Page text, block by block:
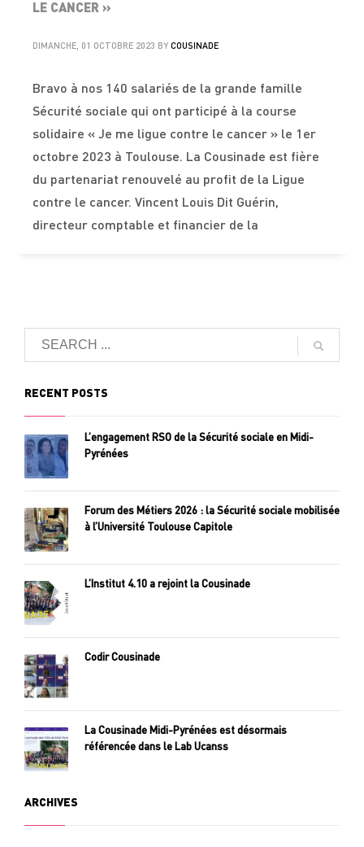
LE CANCER »
DIMANCHE, 01 OCTOBRE 2023 BY COUSINADE
Bravo à nos 140 salariés de la grande famille
Sécurité sociale qui ont participé à la course
solidaire « Je me ligue contre le cancer » le 1er
octobre 2023 à Toulouse. La Cousinade est fière
du partenariat renouvelé au profit de la Ligue
contre le cancer. Vincent Louis Dit Guérin,
directeur comptable et financier de la
RECENT POSTS
L’engagement RSO de la Sécurité sociale en Midi-
Pyrénées
Forum des Métiers 2026 : la Sécurité sociale mobilisée
à l’Université Toulouse Capitole
L’Institut 4.10 a rejoint la Cousinade
Codir Cousinade
La Cousinade Midi-Pyrénées est désormais
référencée dans le Lab Ucanss
ARCHIVES